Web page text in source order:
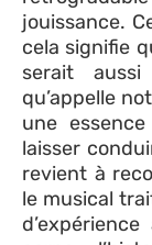
jouissance.
cela signifie
serait
qu’appelle
une
laisser
revient à
le musical